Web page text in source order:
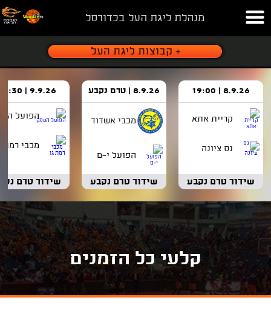
מנהלת ליגת העל בכדורסל
8.9.26 | 19:00
קריית אתא
נס ציונה
שידור טרם נקבע
8.9.26 | טרם נקבע
מכבי אשדוד
הפועל י-ם
שידור טרם נקבע
9.9.26 | 18:30
הפועל
מכבי רמת
שידור טרם
קלעי כל הזמנים